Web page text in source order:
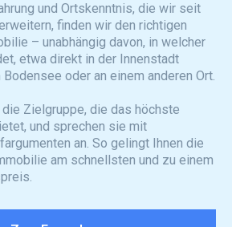
und Ortskenntnis, die wir seit
finden wir den richtigen
– unabhängig davon, in welcher
etwa direkt in der Innenstadt
Bodensee oder an einem anderen Ort.
Zielgruppe, die das höchste
und sprechen sie mit
an. So gelingt Ihnen die
am schnellsten und zu einem